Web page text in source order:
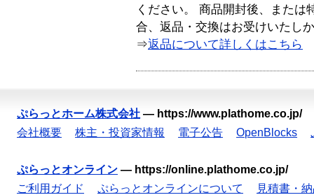
ください。 商品開封後、または
合、返品・交換はお受けいたし
⇒返品について詳しくはこちら
ぷらっとホーム株式会社 — https://www.plathome.co.jp/
会社概要
株主・投資家情報 電子公告 OpenBlocks
ぷらっとオンライン — https://online.plathome.co.jp/
ご利用ガイド
ぷらっとオンラインについて
見積書・